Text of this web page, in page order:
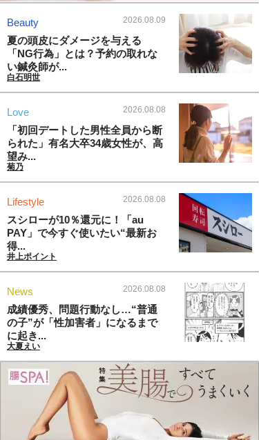
Beauty 2026.08.09
夏の頭皮にダメージを与える
「NG行為」とは？予約の取れな
い鍼灸師が...
白石明世
Love 2026.08.08
「初回デートした男性全員から断
られた」有名大卒34歳女性が、高
望み...
菊乃
Lifestyle 2026.08.08
スシローが10％還元に！「au
PAY」で今すぐ使いたい“最新お
得...
井上ポイント
News 2026.08.08
成績優秀、問題行動なし…“普通
の子”が「性加害者」になるまで
に起き...
大夏えい